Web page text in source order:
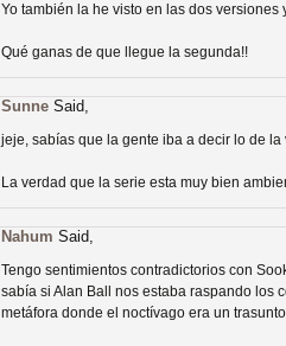
Galería con los
Televisión
Recomendación de la semana
Yo también la he visto en las dos versiones
Qué ganas de que llegue la segunda!!
Sunne Said,
jeje, sabías que la gente iba a decir lo de la
La verdad que la serie esta muy bien
Nahum Said,
Tengo sentimientos contradictorios con
sabía si Alan Ball nos estaba raspando los
metáfora donde el noctívago era un